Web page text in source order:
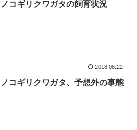
ノコギリクワガタの飼育状況
2018.08.22
ノコギリクワガタ、予想外の事態